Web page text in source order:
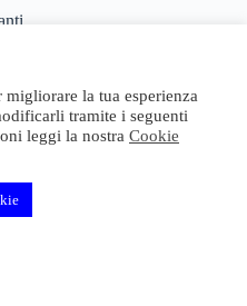
Reso
Rita - Web powered by
la tua esperienza
tramite i seguenti
leggi la nostra Cookie